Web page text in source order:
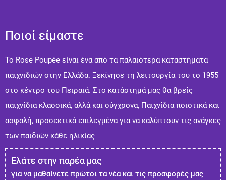
Ποιοί είμαστε
Το Rose Poupée είναι ένα από τα παλαιότερα καταστήματα
παιχνιδιών στην Ελλάδα. Ξεκίνησε τη λειτουργία του το 1955
στο κέντρο του Πειραιά. Στo κατάστημά μας θα βρείς
παιχνίδια κλασσικά, αλλά και σύγχρονα, Παιχνίδια ποιοτικά και
ασφαλή, προσεκτικά επιλεγμένα για να καλύπτουν τις ανάγκες
των παιδιών κάθε ηλικίας
Ελάτε στην παρέα μας
για να μαθαίνετε πρώτοι τα νέα και τις προσφορές μας